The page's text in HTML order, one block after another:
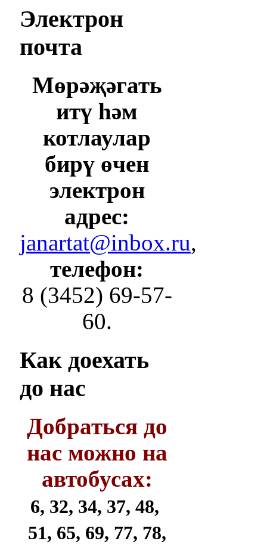
Электрон
почта
Мөрәҗәгать
итү һәм
котлаулар
бирү өчен
электрон
адрес:
janartat@inbox.ru,
телефон:
8 (3452) 69-57-
60.
Как доехать
до нас
Добраться до
нас можно на
автобусах:
6, 32, 34, 37, 48,
51, 65, 69, 77, 78,